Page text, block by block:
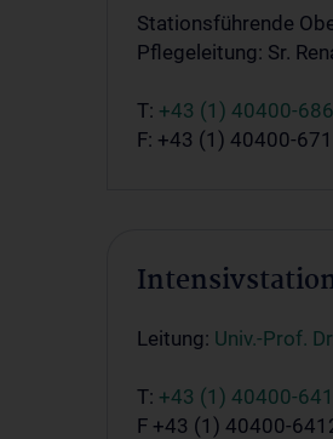
Stationsführende
Pflegeleitung: Sr.
T: +43 (1) 40400-
F: +43 (1) 40400-
Leitung: Univ.-Prof.
T: +43 (1) 40400-
F +43 (1) 40400-